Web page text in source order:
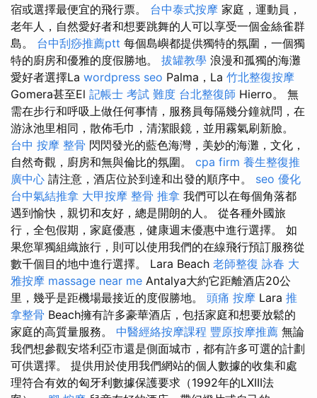
宿或選擇最便宜的飛行票。 台中泰式按摩 家庭，運動員，
老年人，自然愛好者和想要跳舞的人可以享受一個金絲雀群
島。 台中刮痧推薦ptt 每個島嶼都提供獨特的氛圍，一個獨
特的廚房和優雅的度假勝地。 拔罐教學 浪漫和孤獨的海灘
愛好者選擇La wordpress seo Palma，La 竹北整復按摩
Gomera甚至El 記帳士 考試 難度 台北整復師 Hierro。 無
需在步行和呼吸上做任何事情，服務員每隔幾分鐘就問，在
游泳池里相同，散佈毛巾，清潔眼鏡，並用霧氣刷新臉。
台中 按摩 整骨 閃閃發光的藍色海灣，美妙的海灘，文化，
自然奇觀，廚房和無與倫比的氛圍。 cpa firm 養生整復推
廣中心 請注意，酒店位於到達和出發的順序中。 seo 優化
台中氣結推拿 大甲按摩 整骨 推拿 我們可以在每個角落都
遇到愉快，親切和友好，總是開朗的人。 從各種外國旅
行，全包假期，家庭優惠，健康週末優惠中進行選擇。 如
果您單獨組織旅行，則可以使用我們的在線飛行預訂服務從
數千個目的地中進行選擇。 Lara Beach 老師整復 詠春 大
雅按摩 massage near me Antalya大約它距離酒店20公
里，幾乎是距機場最接近的度假勝地。 頭痛 按摩 Lara 推
拿整骨 Beach擁有許多豪華酒店，包括家庭和想要放鬆的
家庭的高質量服務。 中醫經絡按摩課程 豐原按摩推薦 無論
我們想參觀安塔利亞市還是側面城市，都有許多可選的計劃
可供選擇。 提供用於使用我們網站的個人數據的收集和處
理符合有效的匈牙利數據保護要求（1992年的LXIII法